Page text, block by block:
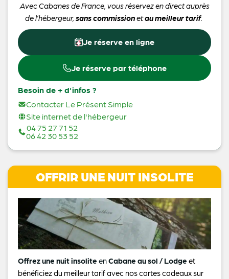
Avec Cabanes de France, vous réservez en direct auprès
de l’hébergeur, sans commissionetau meilleur tarif.
Je réserve en ligne
Je réserve par téléphone
Besoin de + d'infos ?
Contacter Le Présent Simple
Site internet de l'hébergeur
04 75 27 71 52
06 42 30 53 52
OFFRIR UNE NUIT INSOLITE
Offrez une nuit insolite enCabane au sol / Lodge et
bénéficiez du meilleur tarif avec nos cartes cadeaux sur